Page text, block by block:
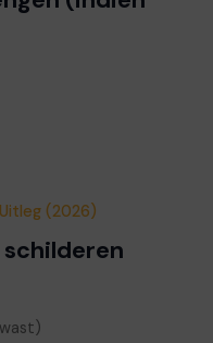
(2026)
schilderen